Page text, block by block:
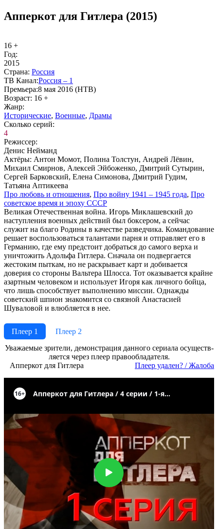
Апперкот для Гитлера (2015)
16 +
Год:
2015
Стра­на: Рос­сия
ТВ Ка­нал:Рос­сия – 1
Пре­мье­ра:8 мая 2016 (НТВ)
Воз­раст: 16 +
Жанр:
Ис­то­ри­че­ские, Во­ен­ные, Дра­мы
Сколь­ко се­рий:
4
Ре­жис­сер:
Денис Нейманд
Ак­тё­ры: Антон Момот, Полина Толстун, Андрей Лёвин,
Михаил Смирнов, Алексей Эйбоженко, Дмитрий Сутырин,
Сергей Барковский, Елена Симонова, Дмитрий Гудим,
Татьяна Аптикеева
Про лю­бовь и от­но­ше­ния, Про вой­ну 1941 – 1945 го­да, Про
со­вет­ское вре­мя и эпо­ху СССР
Великая Отечественная война. Игорь Миклашевский до
наступления военных действий был боксером, а сейчас
служит на благо Родины в качестве разведчика. Командование
решает воспользоваться талантами парня и отправляет его в
Германию, где ему предстоит добраться до самого верха и
уничтожить Адольфа Гитлера. Сначала он подвергается
жестоким пыткам, но не раскрывает карт и добивается
доверия со стороны Вальтера Шлосса. Тот оказывается крайне
азартным человеком и использует Игоря как личного бойца,
что лишь способствует выполнению миссии. Однажды
советский шпион знакомится со связной Анастасией
Шуваловой и влюбляется в нее.
Плеер 1
Плеер 2
Ува­жае­мые зри­те­ли, де­мон­ст­ра­ция дан­но­го се­риа­ла осу­ще­ст­в­
ля­ет­ся че­рез пле­ер пра­во­об­ла­да­те­ля.
Апперкот для Гитлера
Пле­ер уда­лен? / Жа­ло­ба